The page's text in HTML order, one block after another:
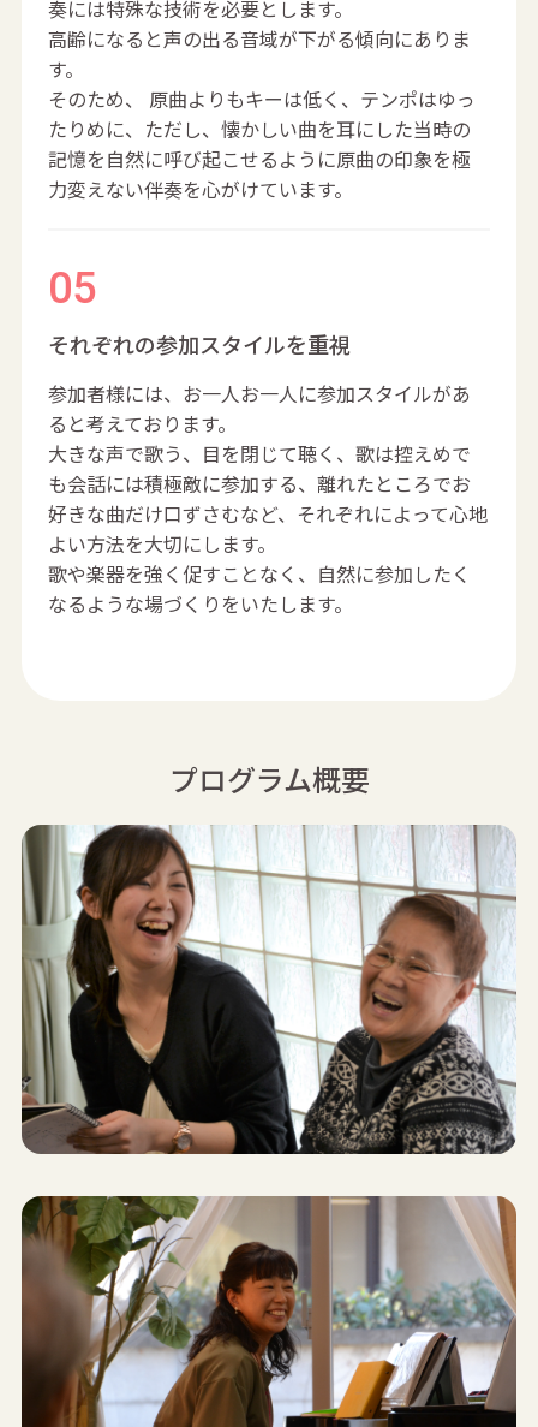
奏には特殊な技術を必要とします。
高齢になると声の出る音域が下がる傾向にありま
す。
そのため、 原曲よりもキーは低く、テンポはゆっ
たりめに、ただし、懐かしい曲を耳にした当時の
記憶を自然に呼び起こせるように原曲の印象を極
力変えない伴奏を心がけています。
それぞれの参加スタイルを重視
参加者様には、お一人お一人に参加スタイルがあ
ると考えております。
大きな声で歌う、目を閉じて聴く、歌は控えめで
も会話には積極敵に参加する、離れたところでお
好きな曲だけ口ずさむなど、それぞれによって心地
よい方法を大切にします。
歌や楽器を強く促すことなく、自然に参加したく
なるような場づくりをいたします。
プログラム概要